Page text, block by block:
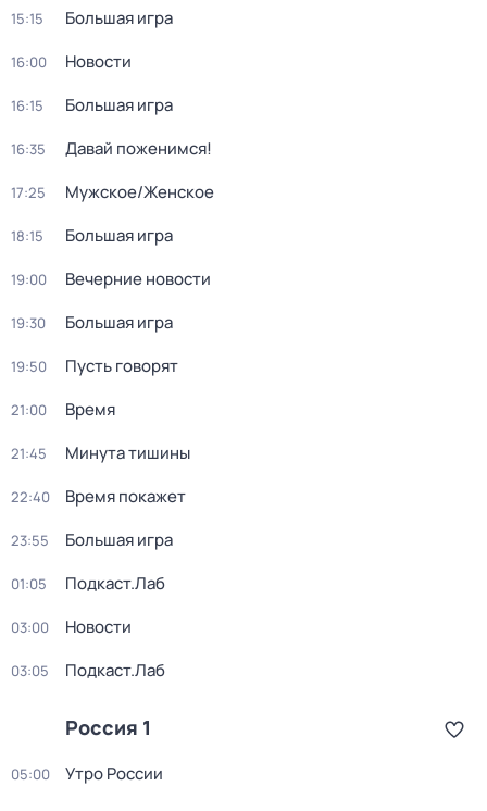
15:15 Большая игра
16:00 Новости
16:15 Большая игра
16:35 Давай поженимся!
17:25 Мужское/Женское
18:15 Большая игра
19:00 Вечерние новости
19:30 Большая игра
19:50 Пусть говорят
21:00 Время
21:45 Минута тишины
22:40 Время покажет
23:55 Большая игра
01:05 Подкаст.Лаб
03:00 Новости
03:05 Подкаст.Лаб
Россия 1
05:00 Утро России